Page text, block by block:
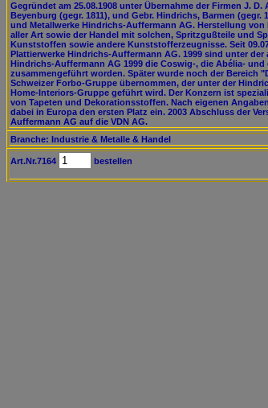
Gegründet am 25.08.1908 unter Übernahme der Firmen J. D.
Beyenburg (gegr. 1811), und Gebr. Hindrichs, Barmen (gegr.
und Metallwerke Hindrichs-Auffermann AG. Herstellung von
aller Art sowie der Handel mit solchen, Spritzgußteile und
Kunststoffen sowie andere Kunststofferzeugnisse. Seit
Plattierwerke Hindrichs-Auffermann AG. 1999 sind unter
Hindrichs-Auffermann AG 1999 die Coswig-, die Abélia- und
zusammengeführt worden. Später wurde noch der Bereich
Schweizer Forbo-Gruppe übernommen, der unter der
Home-Interiors-Gruppe geführt wird. Der Konzern ist
von Tapeten und Dekorationsstoffen. Nach eigenen
dabei in Europa den ersten Platz ein. 2003 Abschluss der
Auffermann AG auf die VDN AG.
Branche: Industrie & Metalle & Handel
Art.Nr.7164 bestellen